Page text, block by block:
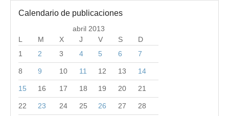
Calendario de publicaciones
abril 2013
L
M X J V S
D
1
2 3 4 5 6 7
8 9 10 11 12 13 14
15 16 17 18 19 20 21
22 23 24 25 26 27 28